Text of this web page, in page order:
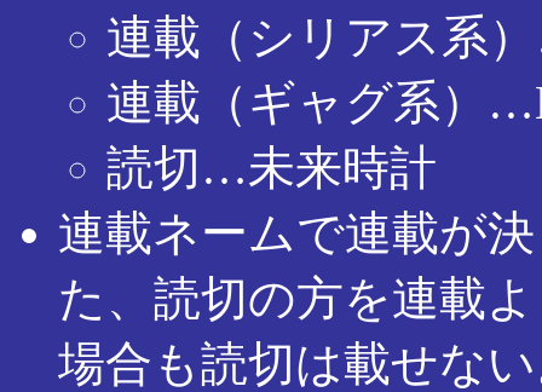
連載（シリアス系
連載（ギャグ系）
読切…未来時計
連載ネームで連載が
た、読切の方を連載
場合も読切は載せな